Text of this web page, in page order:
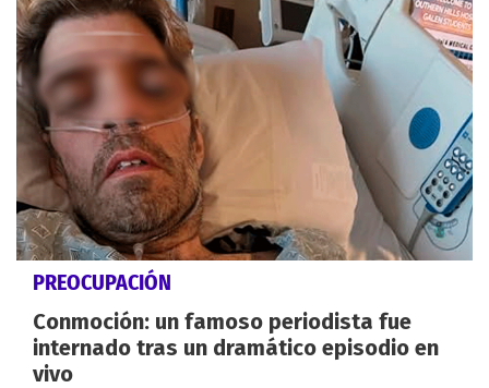
PREOCUPACIÓN
Conmoción: un famoso periodista fue
internado tras un dramático episodio en
vivo